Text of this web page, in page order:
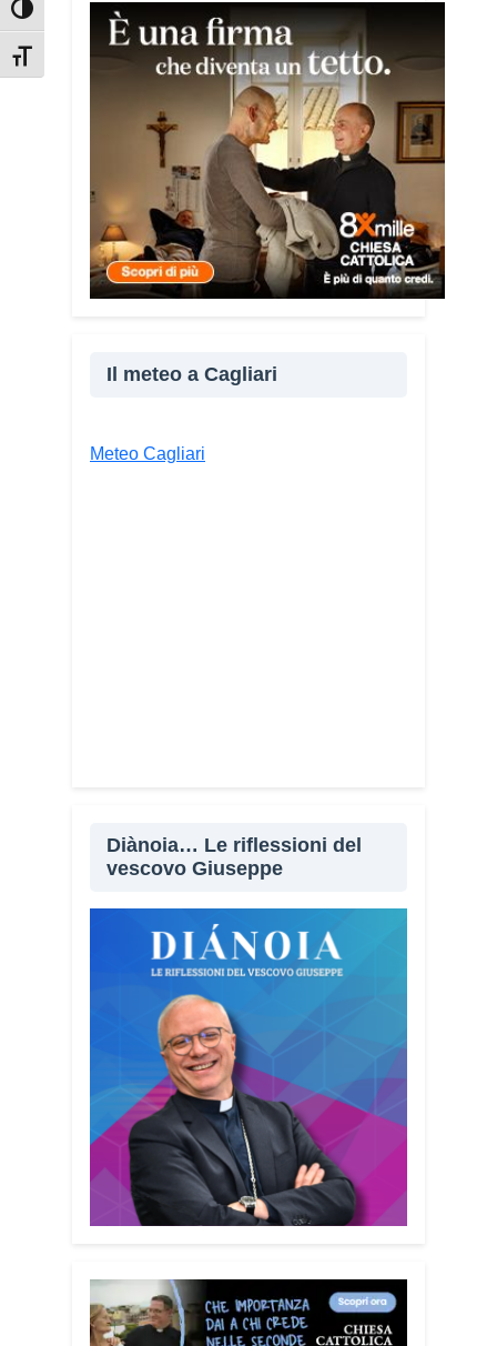
Attiva/disattiva alto contrasto
Attiva/disattiva dimensione testo
Tra le testimonianze quella di Thea,
giovane libanese del Consiglio dei
Giovani del Mediterraneo della CEI: «Il
campo è molto più di un’esperienza di
volontariato: è un’opportunità per
costruire relazioni attraverso il servizio,
linguaggio universale capace di unire
persone diverse».
Il meteo a Cagliari
Meteo Cagliari
Diànoia… Le riflessioni del
vescovo Giuseppe